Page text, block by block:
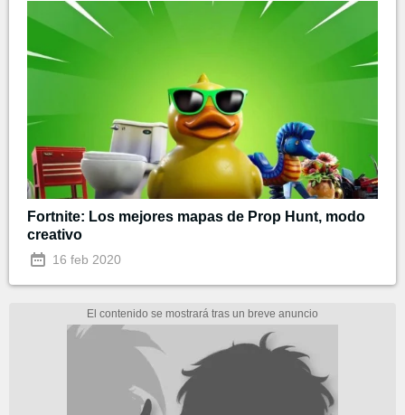
Fortnite: Los mejores mapas de Prop Hunt, modo
creativo
16 feb 2020